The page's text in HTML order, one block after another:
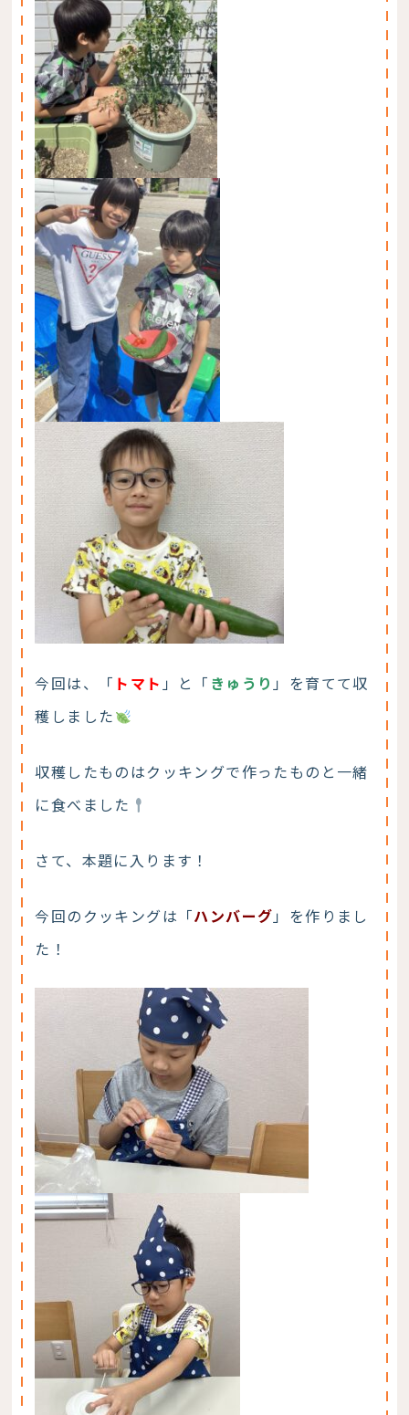
今回は、「 トマト 」と「 きゅうり 」を育てて収
穫しました
収穫したものはクッキングで作ったものと一緒
に食べました
さて、本題に入ります！
今回のクッキングは「ハンバーグ」を作りまし
た！